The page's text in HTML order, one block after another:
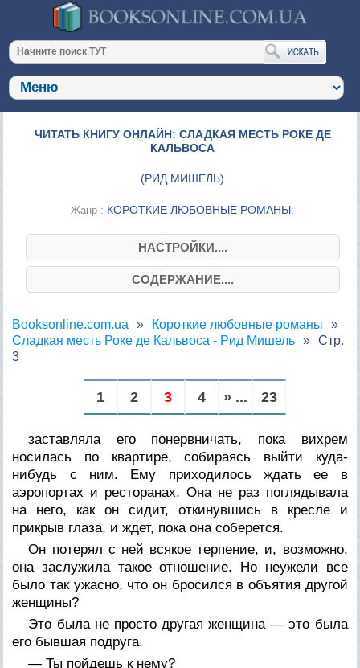
ЧИТАТЬ КНИГУ ОНЛАЙН: СЛАДКАЯ МЕСТЬ РОКЕ ДЕ
КАЛЬВОСА
(РИД МИШЕЛЬ)
Жанр : КОРОТКИЕ ЛЮБОВНЫЕ РОМАНЫ;
НАСТРОЙКИ....
СОДЕРЖАНИЕ....
Booksonline.com.ua
Короткие любовные романы
Сладкая месть Роке де Кальвоса - Рид Мишель
Стр.
3
1 2 3 4 » ... 23
заставляла его понервничать, пока вихрем
носилась по квартире, собираясь выйти куда-
нибудь с ним. Ему приходилось ждать ее в
аэропортах и ресторанах. Она не раз поглядывала
на него, как он сидит, откинувшись в кресле и
прикрыв глаза, и ждет, пока она соберется.
Он потерял с ней всякое терпение, и, возможно,
она заслужила такое отношение. Но неужели все
было так ужасно, что он бросился в объятия другой
женщины?
Это была не просто другая женщина — это была
его бывшая подруга.
— Ты пойдешь к нему?